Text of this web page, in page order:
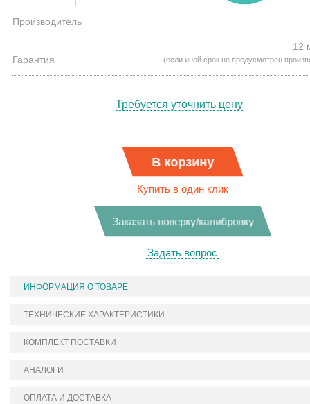
Производитель
Гарантия
12
(если иной срок не предусмотрен
Требуется уточнить цену
В корзину
Купить в один клик
Заказать поверку/калибровку
Задать вопрос
ИНФОРМАЦИЯ О ТОВАРЕ
ТЕХНИЧЕСКИЕ ХАРАКТЕРИСТИКИ
КОМПЛЕКТ ПОСТАВКИ
АНАЛОГИ
ОПЛАТА И ДОСТАВКА